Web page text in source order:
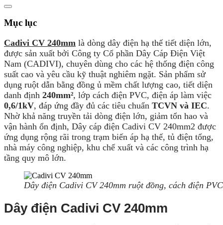
Mục lục
Cadivi CV 240mm là dòng dây điện hạ thế tiết diện lớn,
được sản xuất bởi Công ty Cổ phần Dây Cáp Điện Việt
Nam (CADIVI), chuyên dùng cho các hệ thống điện công
suất cao và yêu cầu kỹ thuật nghiêm ngặt. Sản phẩm sử
dụng ruột dẫn bằng đồng ủ mềm chất lượng cao, tiết diện
danh định 240mm², lớp cách điện PVC, điện áp làm việc
0,6/1kV, đáp ứng đầy đủ các tiêu chuẩn TCVN và IEC.
Nhờ khả năng truyền tải dòng điện lớn, giảm tổn hao và
vận hành ổn định, Dây cáp điện Cadivi CV 240mm2 được
ứng dụng rộng rãi trong trạm biến áp hạ thế, tủ điện tổng,
nhà máy công nghiệp, khu chế xuất và các công trình hạ
tầng quy mô lớn.
Dây điện Cadivi CV 240mm ruột đồng, cách điện
Dây điện Cadivi CV 240mm